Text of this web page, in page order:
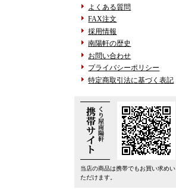
よくある質問
FAX注文
採用情報
南陽軒の歴史
お問い合わせ
プライバシーポリシー
特定商取引法に基づく表記
当店の商品は携帯でもお買い求めい
ただけます。